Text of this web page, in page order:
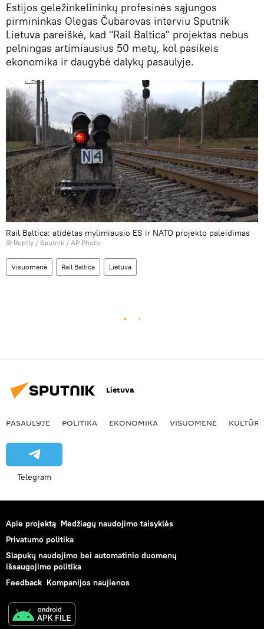
Estijos geležinkelininkų profesinės sąjungos
pirmininkas Olegas Čubarovas interviu Sputnik
Lietuva pareiškė, kad "Rail Baltica" projektas nebus
pelningas artimiausius 50 metų, kol pasikeis
ekonomika ir daugybė dalykų pasaulyje.
Rail Baltica: atidėtas mylimiausio ES ir NATO projekto paleidimas
© Ruptly / Sputnik / AP Photo
Visuomenė Rail Baltica Lietuva
Lietuva
PASAULYJE POLITIKA EKONOMIKA VISUOMENĖ KULTŪRA
Telegram
Apie projektą Medžiagų naudojimo taisyklės
Privatumo politika
Slapukų naudojimo bei automatinio duomenų
išsaugojimo politika
Feedback Kompanijos naujienos